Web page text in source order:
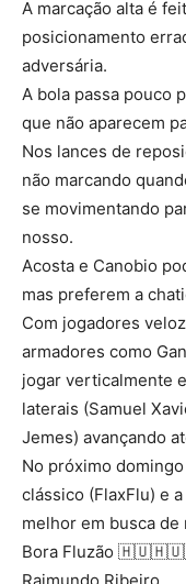
A marcação alta é
posicionamento
adversária.
A bola passa pouco
que não aparecem
Nos lances de
não marcando
se movimentando
nosso.
Acosta e Canobio
mas preferem a
Com jogadores
armadores como
jogar verticalmente
laterais (Samuel
Jemes) avançando
No próximo
clássico (FlaxFlu) e
melhor em busca de
Bora Fluzão